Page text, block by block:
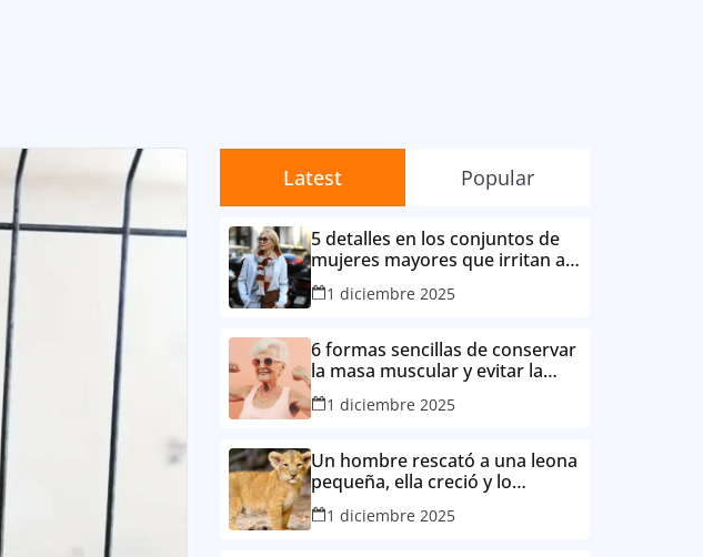
Latest Popular
5 detalles en los conjuntos de
mujeres mayores que irritan a
sus contemporáneas.
1 diciembre 2025
6 formas sencillas de conservar
la masa muscular y evitar la
degradación corporal por la
edad
1 diciembre 2025
Un hombre rescató a una leona
pequeña, ella creció y lo
consideró su mejor amigo
1 diciembre 2025